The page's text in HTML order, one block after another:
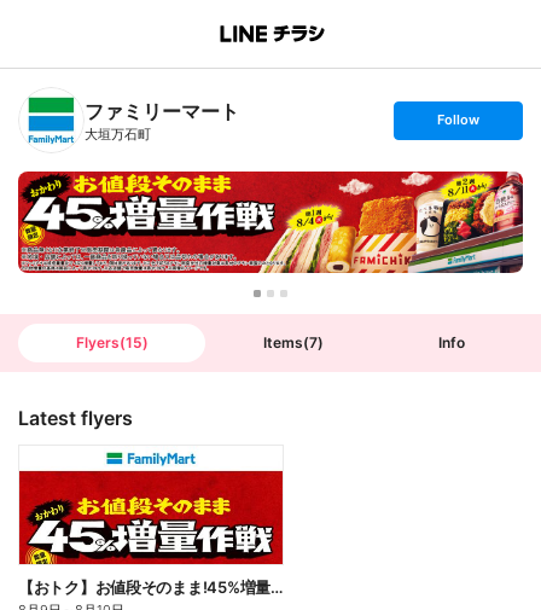
B
n
T
ファミリーマート
大垣万石町
s
t
o
l
l
o
w
Follow
Flyers(15) Items(7) Info
Latest flyers
【おトク】お値段そのまま!45%増量作戦!